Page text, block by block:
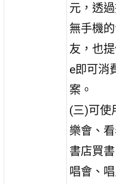
元，透
無手機
友，也
e即可消
案。
(三)可使
樂會、
書店買
唱會、